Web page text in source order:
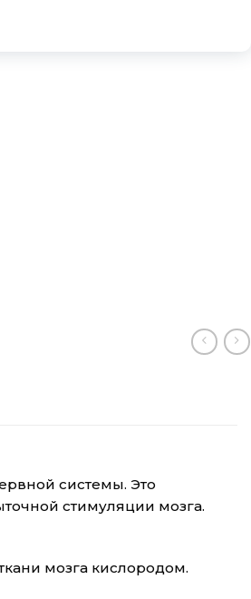
системы. Это
стимуляции мозга.
мозга кислородом.